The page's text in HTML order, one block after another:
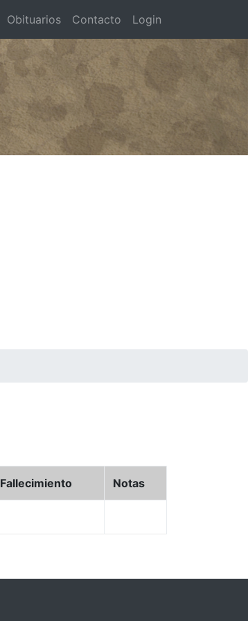
Obituarios Contacto Login
Fallecimiento Notas